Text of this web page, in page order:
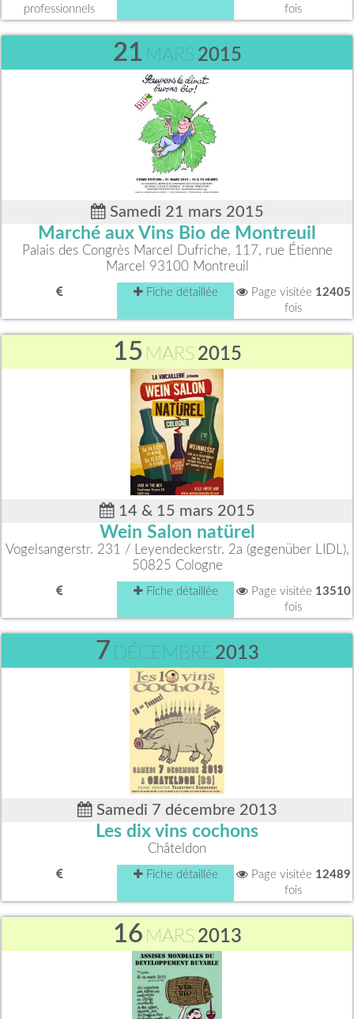
professionnels
fois
21 MARS 2015
Samedi 21 mars 2015
Marché aux Vins Bio de Montreuil
Palais des Congrès Marcel Dufriche, 117, rue Étienne
Marcel 93100 Montreuil
Fiche détaillée Page visitée 12405
fois
15 MARS 2015
14 & 15 mars 2015
Wein Salon natürel
Vogelsangerstr. 231 / Leyendeckerstr. 2a (gegenüber LIDL),
50825 Cologne
Fiche détaillée Page visitée 13510
fois
7 DÉCEMBRE 2013
Samedi 7 décembre 2013
Les dix vins cochons
Châteldon
Fiche détaillée Page visitée 12489
fois
16 MARS 2013